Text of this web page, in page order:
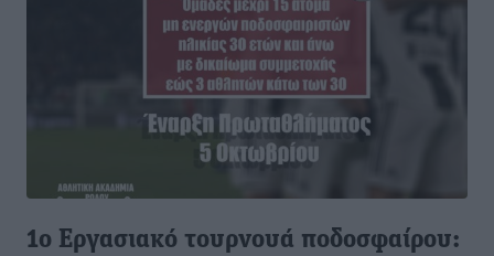
1ο Εργασιακό τουρνουά ποδοσφαίρου: